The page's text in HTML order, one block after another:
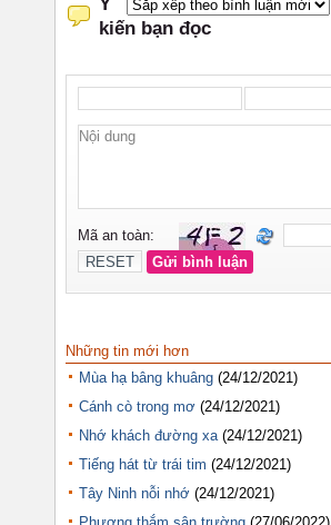
Những tin mới hơn
Mùa hạ bâng khuâng (24/12/2021)
Cánh cò trong mơ (24/12/2021)
Nhớ khách đường xa (24/12/2021)
Tiếng hát từ trái tim (24/12/2021)
Tây Ninh nỗi nhớ (24/12/2021)